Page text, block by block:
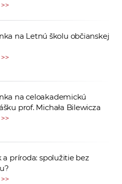
na Letnú školu občianskej
na celoakademickú
prof. Michała Bilewicza
a príroda: spolužitie bez